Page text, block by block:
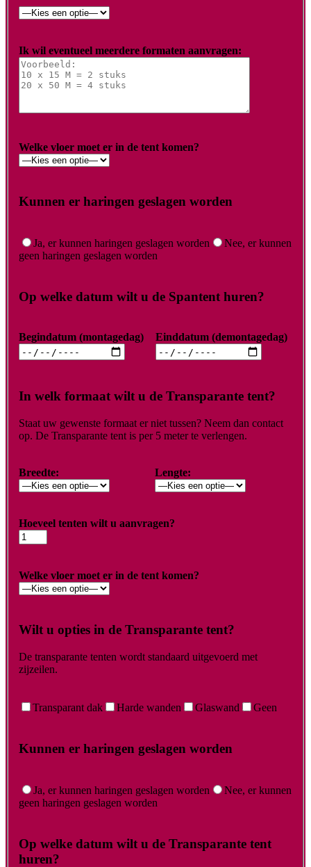
Ik wil eventueel meerdere formaten aanvragen:
Welke vloer moet er in de tent komen?
Kunnen er haringen geslagen worden
Ja, er kunnen haringen geslagen worden
Nee, er kunnen
geen haringen geslagen worden
Op welke datum wilt u de Spantent huren?
Begindatum (montagedag) Einddatum (demontagedag)
In welk formaat wilt u de Transparante tent?
Staat uw gewenste formaat er niet tussen? Neem dan contact
op. De Transparante tent is per 5 meter te verlengen.
Breedte: Lengte:
Hoeveel tenten wilt u aanvragen?
Welke vloer moet er in de tent komen?
Wilt u opties in de Transparante tent?
De transparante tenten wordt standaard uitgevoerd met
zijzeilen.
Transparant dak Harde wanden Glaswand Geen
Kunnen er haringen geslagen worden
Ja, er kunnen haringen geslagen worden
Nee, er kunnen
geen haringen geslagen worden
Op welke datum wilt u de Transparante tent
huren?